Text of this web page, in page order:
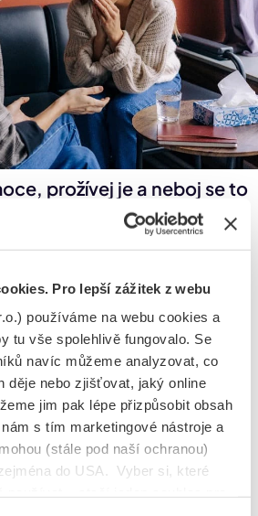
Pro lepší zážitek z webu
používáme na webu cookies a
tu vše spolehlivě fungovalo. Se
navíc můžeme analyzovat, co
děje nebo zjišťovat, jaký online
jim pak lépe přizpůsobit obsah
s tím marketingové nástroje a
(stále pod naší ochranou)
do USA. Vyber si, které
prožívej je a neboj se to
se, prožívat přesně to, co aktuálně
ventilace emocí. Je důležité pocity
volný průchod, aby došlo k úlevě,
truchlení. Jdi se například
si do pytle, cokoliv, co tě jen
emocí. Nepotlačuj své pocity, ať
nebo strach. Pamatuj, že do
nic není a pokud své emoce
formou, která neubližuje tobě ani
v pořádku!
svěř se někomu s tím,